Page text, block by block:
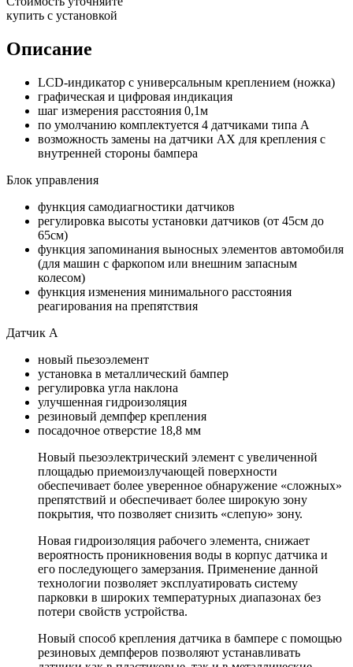
купить с установкой
Описание
LCD-индикатор с универсальным креплением (ножка)
графическая и цифровая индикация
шаг измерения расстояния 0,1м
по умолчанию комплектуется 4 датчиками типа A
возможность замены на датчики AX для крепления с
внутренней стороны бампера
Блок управления
функция самодиагностики датчиков
регулировка высоты установки датчиков (от 45см до
65см)
функция запоминания выносных элементов автомобиля
(для машин с фаркопом или внешним запасным
колесом)
функция изменения минимального расстояния
реагирования на препятствия
Датчик A
новый пьезоэлемент
установка в металлический бампер
регулировка угла наклона
улучшенная гидроизоляция
резиновый демпфер крепления
посадочное отверстие 18,8 мм
Новый пьезоэлектрический элемент с увеличенной
площадью приемоизлучающей поверхности
обеспечивает более уверенное обнаружение «сложных»
препятствий и обеспечивает более широкую зону
покрытия, что позволяет снизить «слепую» зону.
Новая гидроизоляция рабочего элемента, снижает
вероятность проникновения воды в корпус датчика и
его последующего замерзания. Применение данной
технологии позволяет эксплуатировать систему
парковки в широких температурных диапазонах без
потери свойств устройства.
Новый способ крепления датчика в бампере с помощью
резиновых демпферов позволяют устанавливать